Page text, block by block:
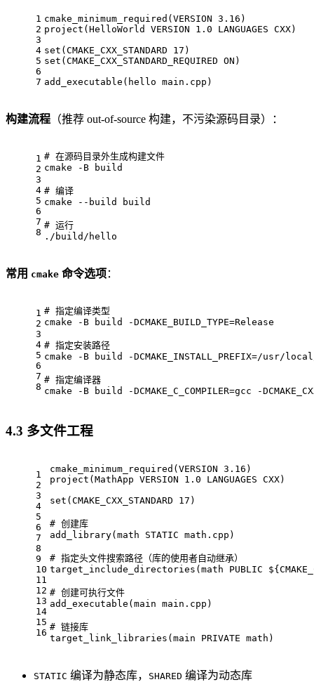
1
2
3
4
5
6
7
cmake_minimum_required (VERSION 3.16 )
project (HelloWorld VERSION 1.0 LANGUAGES CXX)
set (CMAKE_CXX_STANDARD 17 )
set (CMAKE_CXX_STANDARD_REQUIRED ON )
add_executable (hello main.cpp)
构建流程 （推荐 out-of-source 构建，不污染源码目录）：
1
2
3
4
5
6
7
8
# 在源码目录外生成构建文件
cmake -B build
# 编译
cmake --build build
# 运行
./build/hello
常用 cmake 命令选项 ：
1
2
3
4
5
6
7
8
# 指定编译类型
cmake -B build -DCMAKE_BUILD_TYPE=Release
# 指定安装路径
cmake -B build -DCMAKE_INSTALL_PREFIX=/usr/
# 指定编译器
cmake -B build -DCMAKE_C_COMPILER=gcc -
4.3 多文件工程
1
2
3
4
5
6
7
8
9
10
11
12
13
14
15
16
cmake_minimum_required (VERSION 3.16 )
project (MathApp VERSION 1.0 LANGUAGES CXX)
set (CMAKE_CXX_STANDARD 17 )
# 创建库
add_library( math STATIC math .cpp)
# 指定头文件搜索路径（库的使用者自动继承）
target_include_directories ( math PUBLIC
# 创建可执行文件
add_executable (main main.cpp)
# 链接库
target_link_libraries (main PRIVATE math )
STATIC 编译为静态库， SHARED 编译为动态库